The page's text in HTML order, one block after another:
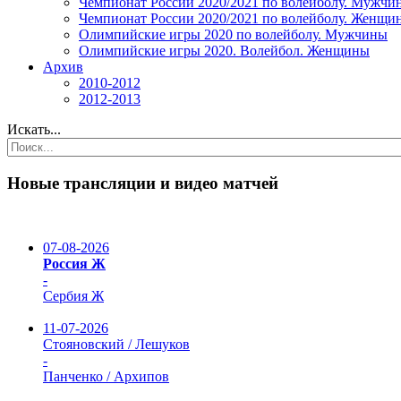
Чемпионат России 2020/2021 по волейболу.
Олимпийские игры 2020 по волейболу. Мужчины
Олимпийские игры 2020. Волейбол. Женщины
Архив
2010-2012
2012-2013
Искать...
Новые трансляции и видео матчей
07-08-2026
Россия Ж
-
Сербия Ж
11-07-2026
Стояновский / Лешуков
-
Панченко / Архипов